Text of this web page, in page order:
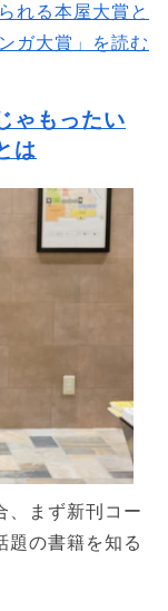
れる本屋大賞と
ガ大賞」を読む
ゃもったい
は
、まず新刊コー
題の書籍を知る